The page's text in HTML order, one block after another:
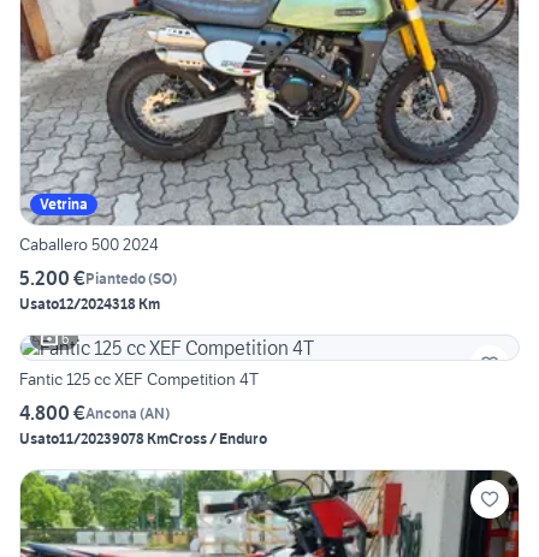
Vetrina
Caballero 500 2024
5.200 €Piantedo(SO)
Usato12/2024318 Km
6
Fantic 125 cc XEF Competition 4T
4.800 €Ancona (AN)
Usato11/20239078 KmCross / Enduro